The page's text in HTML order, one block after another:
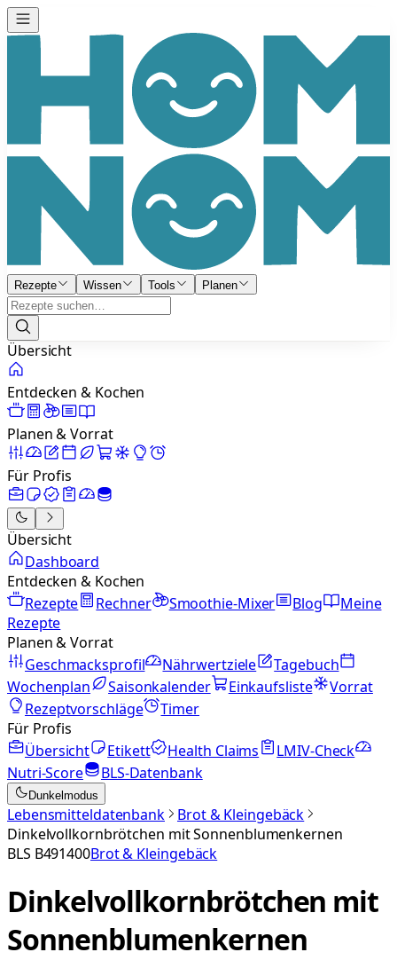
Rezepte Wissen Tools Planen
Übersicht
Entdecken & Kochen
Planen & Vorrat
Für Profis
Übersicht
Dashboard
Entdecken & Kochen
Rezepte
Rechner Smoothie-Mixer Blog
Meine
Rezepte
Planen & Vorrat
Geschmacksprofil
Nährwertziele
Tagebuch
Wochenplan
Saisonkalender Einkaufsliste
Vorrat
Rezeptvorschläge
Timer
Für Profis
Übersicht
Etikett Health Claims
LMIV-Check
Nutri-Score
BLS-Datenbank
Dunkelmodus
Lebensmitteldatenbank
Brot & Kleingebäck
Dinkelvollkornbrötchen mit Sonnenblumenkernen
BLS B491400Brot & Kleingebäck
Dinkelvollkornbrötchen mit
Sonnenblumenkernen